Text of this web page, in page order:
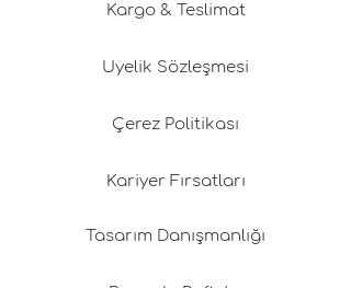
Kargo & Teslimat
Üyelik Sözleşmesi
Çerez Politikası
Kariyer Fırsatları
Tasarım Danışmanlığı